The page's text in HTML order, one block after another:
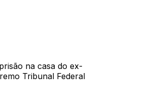
na casa do ex-
Tribunal Federal